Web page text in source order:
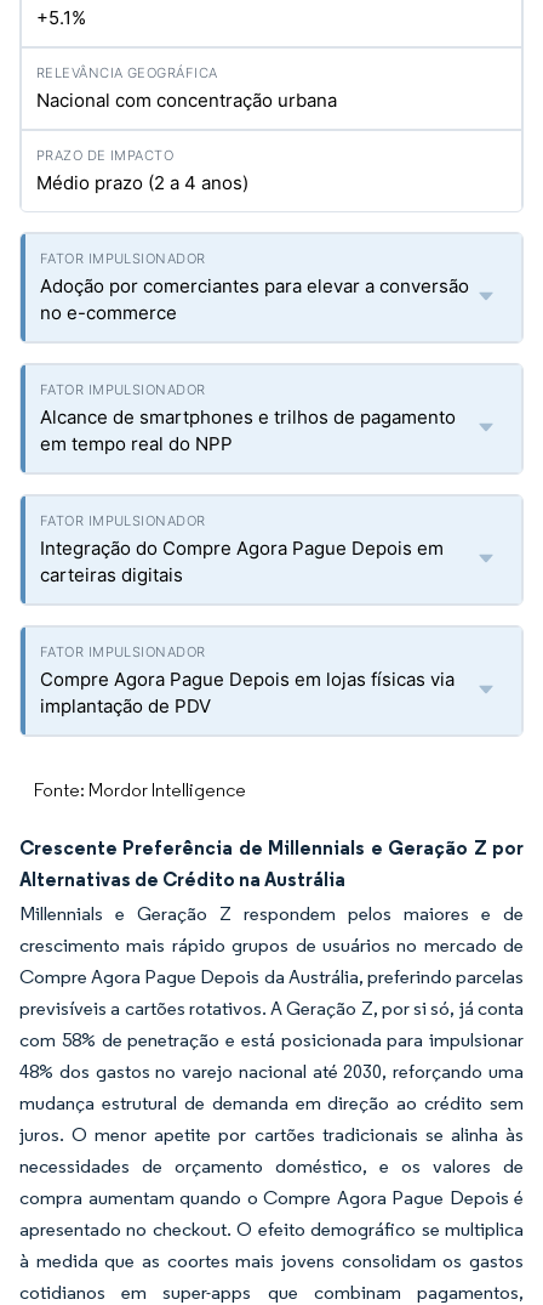
+5.1%
Nacional com concentração urbana
Médio prazo (2 a 4 anos)
Adoção por comerciantes para elevar a conversão
no e-commerce
Alcance de smartphones e trilhos de pagamento
em tempo real do NPP
Integração do Compre Agora Pague Depois em
carteiras digitais
Compre Agora Pague Depois em lojas físicas via
implantação de PDV
Fonte: Mordor Intelligence
Crescente Preferência de Millennials e Geração Z por
Alternativas de Crédito na Austrália
Millennials e Geração Z respondem pelos maiores e de
crescimento mais rápido grupos de usuários no mercado de
Compre Agora Pague Depois da Austrália, preferindo parcelas
previsíveis a cartões rotativos. A Geração Z, por si só, já conta
com 58% de penetração e está posicionada para impulsionar
48% dos gastos no varejo nacional até 2030, reforçando uma
mudança estrutural de demanda em direção ao crédito sem
juros. O menor apetite por cartões tradicionais se alinha às
necessidades de orçamento doméstico, e os valores de
compra aumentam quando o Compre Agora Pague Depois é
apresentado no checkout. O efeito demográfico se multiplica
à medida que as coortes mais jovens consolidam os gastos
cotidianos em super-apps que combinam pagamentos,